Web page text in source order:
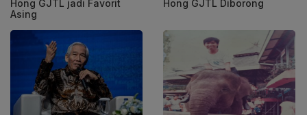
Hong GJTL jadi Favorit
Asing
Hong GJTL Diborong